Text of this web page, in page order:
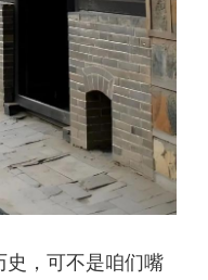
史，可不是咱们嘴